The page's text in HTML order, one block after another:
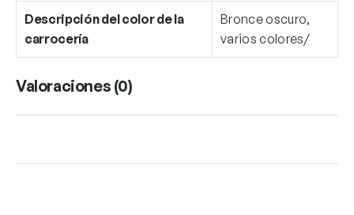
Descripción del color de la
carrocería
Bronce oscuro,
varios colores/
Valoraciones (0)